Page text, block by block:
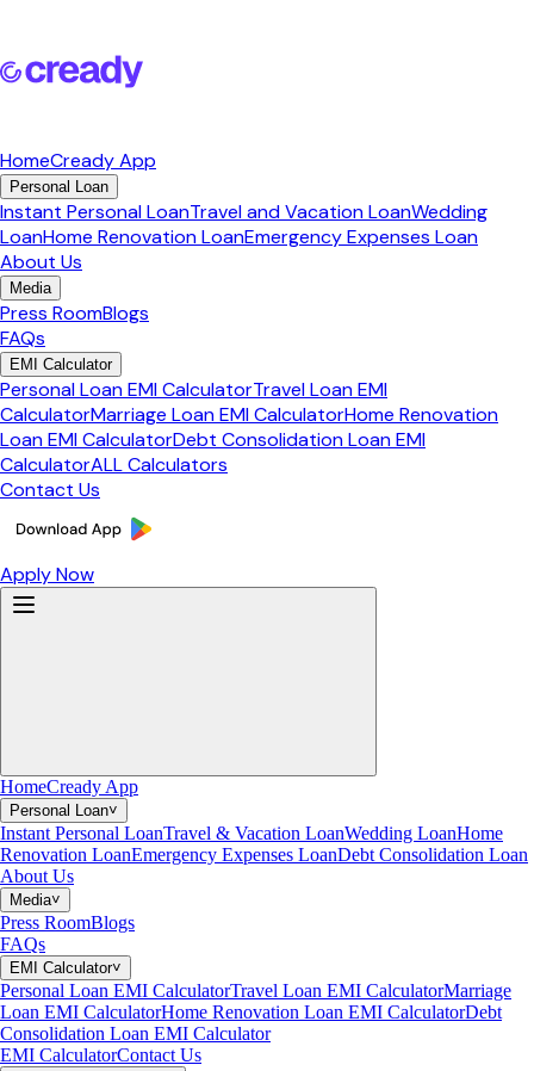
HomeCready App
Personal Loan
Instant Personal LoanTravel and Vacation LoanWedding
LoanHome Renovation LoanEmergency Expenses Loan
About Us
Media
Press RoomBlogs
FAQs
EMI Calculator
Personal Loan EMI CalculatorTravel Loan EMI
CalculatorMarriage Loan EMI CalculatorHome Renovation
Loan EMI CalculatorDebt Consolidation Loan EMI
CalculatorALL Calculators
Contact Us
Apply Now
HomeCready App
Personal Loan˅
Instant Personal LoanTravel & Vacation LoanWedding LoanHome
Renovation LoanEmergency Expenses LoanDebt Consolidation Loan
About Us
Media˅
Press RoomBlogs
FAQs
EMI Calculator˅
Personal Loan EMI CalculatorTravel Loan EMI CalculatorMarriage
Loan EMI CalculatorHome Renovation Loan EMI CalculatorDebt
Consolidation Loan EMI Calculator
EMI CalculatorContact Us